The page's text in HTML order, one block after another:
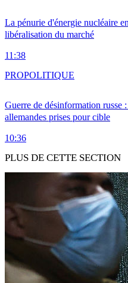
La pénurie d'énergie nucléaire
libéralisation du marché
11:38
Guerre de désinformation russe
allemandes prises pour cible
10:36
PROPOLITIQUE
PLUS DE CETTE SECTION